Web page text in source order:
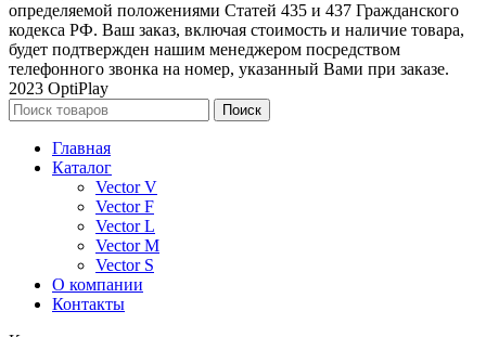
определяемой положениями Статей 435 и 437 Гражданского
кодекса РФ. Ваш заказ, включая стоимость и наличие товара,
будет подтвержден нашим менеджером посредством
телефонного звонка на номер, указанный Вами при заказе.
2023 OptiPlay
Поиск
Главная
Каталог
Vector V
Vector F
Vector L
Vector M
Vector S
О компании
Контакты